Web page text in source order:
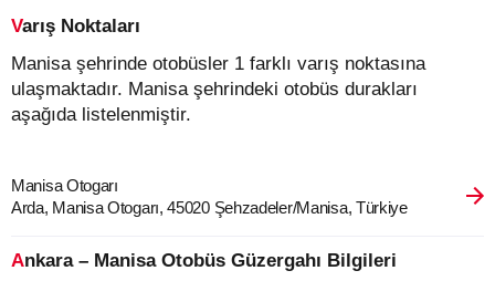
Varış Noktaları
Manisa şehrinde otobüsler 1 farklı varış noktasına
ulaşmaktadır. Manisa şehrindeki otobüs durakları
aşağıda listelenmiştir.
Manisa Otogarı
Arda, Manisa Otogarı, 45020 Şehzadeler/Manisa, Türkiye
Ankara – Manisa Otobüs Güzergahı Bilgileri